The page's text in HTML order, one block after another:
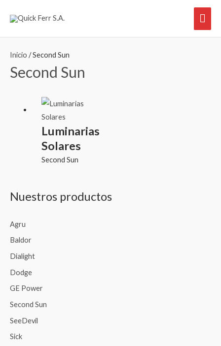
Nuestros productos
Agru
Baldor
Dialight
Dodge
GE Power
Second Sun
SeeDevil
Sick
B
s
c
a
r
:
Inicio / Second Sun
Second Sun
Luminarias
Solares
Second Sun